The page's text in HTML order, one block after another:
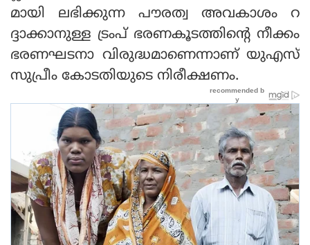
മായി ലഭിക്കുന്ന പൗരത്വ അവകാശം റ
ദ്ദാക്കാനുള്ള ട്രംപ് ഭരണകൂടത്തിന്റെ നീക്കം
ഭരണഘടനാ വിരുദ്ധമാണെന്നാണ് യുഎസ്
സുപ്രീം കോടതിയുടെ നിരീക്ഷണം.